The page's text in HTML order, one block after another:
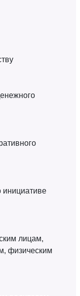
инициативе
лицам,
физическим